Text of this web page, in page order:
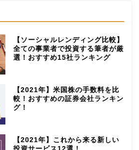
【ソーシャルレンディング比較】
全ての事業者で投資する筆者が厳
選！おすすめ15社ランキング
【2021年】米国株の手数料を比
較！おすすめの証券会社ランキン
グ！
【2021年】これから来る新しい